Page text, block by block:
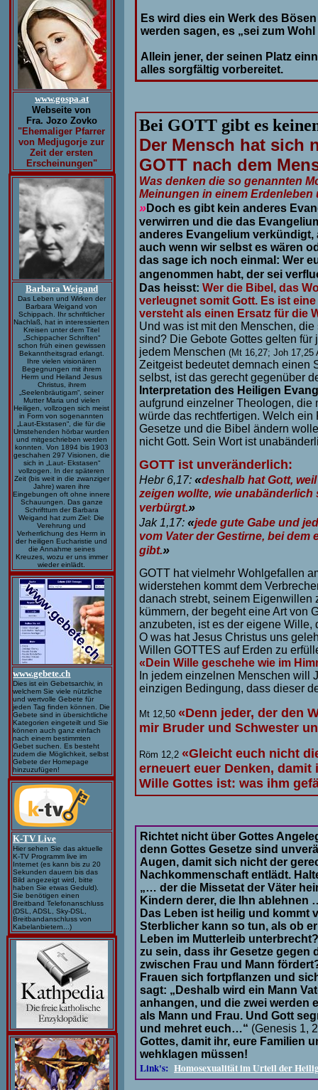
www.gospa.at
Webseite von
Fra. Jozo Zovko
"Ehemaliger Pfarrer
von Medjugorje zur
Zeit der ersten
Erscheinungen"
Barbara Weigand
Das Leben und Wirken der
Barbara Weigand von
Schippach. Ihr schriftlicher
Nachlaß, hat in interessierten
Kreisen unter dem Titel
„Schippacher Schriften“
schon früh einen gewissen
Bekanntheitsgrad erlangt.
Ihre vielen visionären
Begegnungen mit ihrem
Herrn und Heiland Jesus
Christus, ihrem
„Seelenbräutigam“, seiner
Mutter Maria und vielen
Heiligen, vollzogen sich meist
in Form von sogenannten
„Laut-Ekstasen“, die für die
Umstehenden hörbar wurden
und mitgeschrieben werden
konnten. Von 1894 bis 1903
geschahen 297 Visionen, die
sich in „Laut- Ekstasen“
vollzogen. In der späteren
Zeit (bis weit in die zwanziger
Jahre) waren ihre
Eingebungen oft ohne innere
Schauungen. Das ganze
Schrifttum der Barbara
Weigand hat zum Ziel: Die
Verehrung und
Verherrlichung des Herrn in
der heiligen Eucharistie und
die Annahme seines
Kreuzes, wozu er uns immer
wieder einlädt.
www.gebete.ch
Dies ist ein Gebetsarchiv, in
welchem Sie viele nützliche
und wertvolle Gebete für
jeden Tag finden können. Die
Gebete sind in übersichtliche
Kategorien eingeteilt und Sie
können auch ganz einfach
nach einem bestimmten
Gebet suchen. Es besteht
zudem die Möglichkeit, selbst
Gebete der Homepage
hinzuzufügen!
K-TV Live
Hier sehen Sie das aktuelle
K-TV Programm live im
Internet (es kann bis zu 20
Sekunden dauern bis das
Bild angezeigt wird, bitte
haben Sie etwas Geduld).
Sie benötigen einen
Breitband Telefonanschluss
(DSL, ADSL, Sky-DSL,
Breitbandanschluss von
Kabelanbietern...)
Es wird dies ein Werk des
werden sagen, es „sei zum
Allein jener, der seinen Platz
alles sorgfältig vorbereitet.
Bei GOTT gibt es
Der Mensch hat sich
GOTT nach dem
Was denken die so genannten
Meinungen in einem
»Doch es gibt kein anderes
verwirren und die das
anderes Evangelium
auch wenn wir selbst es wären
das sage ich noch einmal: Wer
angenommen habt, der sei
Das heisst: Wer die Bibel, das
verleugnet somit Gott. Es ist
versteht als einen Ersatz für die
Und was ist mit den Menschen,
sind? Die Gebote Gottes gelten
jedem Menschen (Mt 16,27; Joh 17,25
Zeitgeist bedeutet demnach einen
selbst, ist das gerecht gegenüber
Interpretation des Heiligen
aufgrund einzelner Theologen, die
würde das rechtfertigen. Welch
Gesetze und die Bibel ändern
nicht Gott. Sein Wort ist
GOTT ist unveränderlich:
Hebr 6,17: «deshalb hat Gott,
zeigen wollte, wie
verbürgt.»
Jak 1,17: «jede gute Gabe und
vom Vater der Gestirne, bei
gibt.»
GOTT hat vielmehr Wohlgefallen
widerstehen kommt dem
danach strebt, seinem Eigenwillen
kümmern, der begeht eine Art von
anzubeten, ist es der eigene Wille,
O was hat Jesus Christus uns
Willen GOTTES auf Erden zu
«Dein Wille geschehe wie im
In jedem einzelnen Menschen will
einzigen Bedingung, dass dieser
Mt 12,50 «Denn jeder, der den
mir Bruder und Schwester
Röm 12,2 «Gleicht euch nicht
erneuert euer Denken,
Wille Gottes ist: was ihm
Richtet nicht über Gottes
denn Gottes Gesetze sind
Augen, damit sich nicht der
Nachkommenschaft entlädt.
„… der die Missetat der Väter
Kindern derer, die Ihn ablehnen
Das Leben ist heilig und kommt
Sterblicher kann so tun, als ob
Leben im Mutterleib
zu sein, dass ihr Gesetze gegen
zwischen Frau und Mann
Frauen sich fortpflanzen und
sagt: „Deshalb wird ein Mann
anhangen, und die zwei werden
als Mann und Frau. Und Gott
und mehret euch…“ (Genesis 1,
Gottes, damit ihr, eure Familien
wehklagen müssen!
Link's: Homosexualität im Urteil der